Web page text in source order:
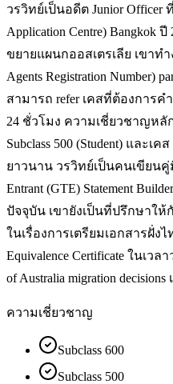
วรวิทย์เป็นอดีต Junior Officer
Application Centre) Bangkok
ขยายแผนกออสเตรเลีย เขาท
Agents Registration Number)
สามารถ refer เคสที่ต้องการค
24 ชั่วโมง ความเชี่ยวชาญหลัก
Subclass 500 (Student) และเค
ยาวนาน วรวิทย์เป็นคนเขียนคู่
Entrant (GTE) Statement
ปัจจุบัน เขายังเป็นที่ปรึกษาให้กั
ในเรื่องการเตรียมเอกสารฝั่งไ
Equivalence Certificate ในเว
of Australia migration
ความเชี่ยวชาญ
Subclass 600
Subclass 500